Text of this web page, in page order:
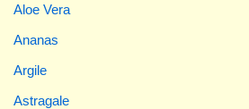
Aloe Vera
Ananas
Argile
Astragale